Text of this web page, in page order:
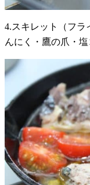
4.スキレット（フラ
んにく・鷹の爪・